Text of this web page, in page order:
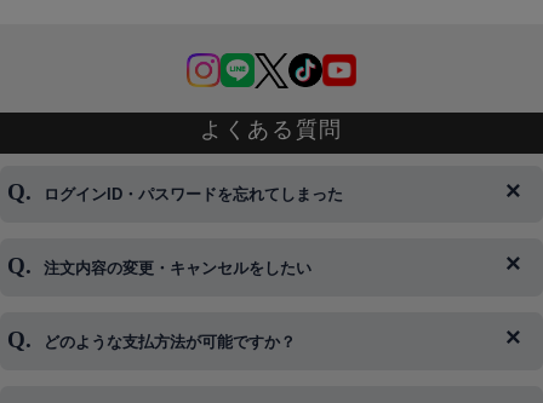
よくある質問
ログインID・パスワードを忘れてしまった
◆下記ページより、ログインIDの変更が可能です。
注文内容の変更・キャンセルをしたい
◆即日発送を行なっている関係上、午後以降のご連絡やキャンセル
どのような支払方法が可能ですか？